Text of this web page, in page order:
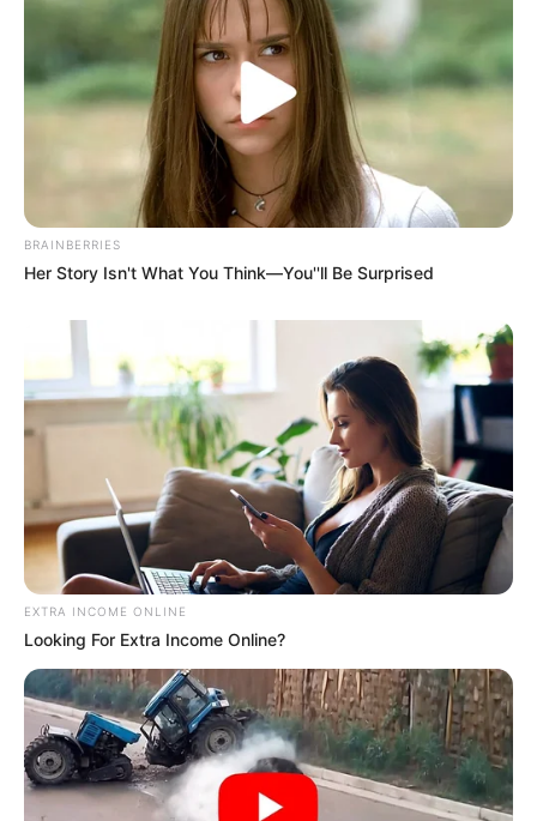
BRAINBERRIES
Her Story Isn't What You Think—You''ll Be Surprised
EXTRA INCOME ONLINE
Looking For Extra Income Online?